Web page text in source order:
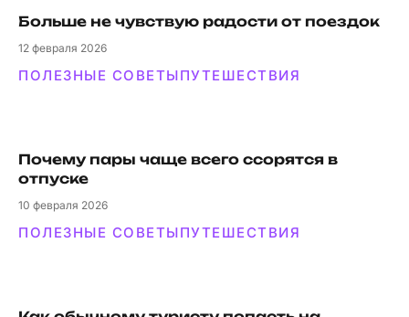
Больше не чувствую радости от поездок
12 февраля 2026
ПОЛЕЗНЫЕ СОВЕТЫПУТЕШЕСТВИЯ
Почему пары чаще всего ссорятся в
отпуске
10 февраля 2026
ПОЛЕЗНЫЕ СОВЕТЫПУТЕШЕСТВИЯ